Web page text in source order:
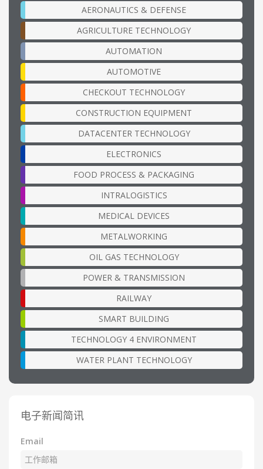
AERONAUTICS & DEFENSE
AGRICULTURE TECHNOLOGY
AUTOMATION
AUTOMOTIVE
CHECKOUT TECHNOLOGY
CONSTRUCTION EQUIPMENT
DATACENTER TECHNOLOGY
ELECTRONICS
FOOD PROCESS & PACKAGING
INTRALOGISTICS
MEDICAL DEVICES
METALWORKING
OIL GAS TECHNOLOGY
POWER & TRANSMISSION
RAILWAY
SMART BUILDING
TECHNOLOGY 4 ENVIRONMENT
WATER PLANT TECHNOLOGY
电子新闻简讯
Email